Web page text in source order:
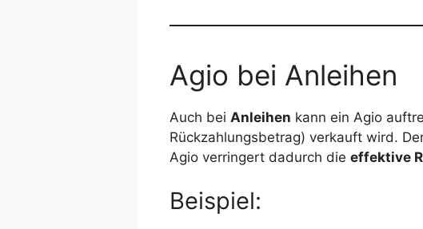
Agio bei Anleihen
Auch bei Anleihen kann ein Agio
Rückzahlungsbetrag) verkauft wird.
Agio verringert dadurch die effektive
Beispiel: